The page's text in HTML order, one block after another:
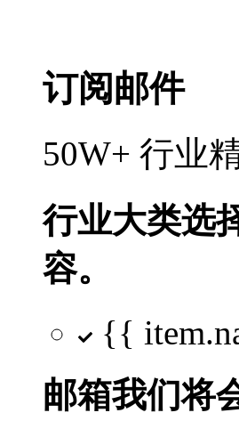
订阅邮件
50W+ 行业
行业大类选
容。
{{
邮箱我们将